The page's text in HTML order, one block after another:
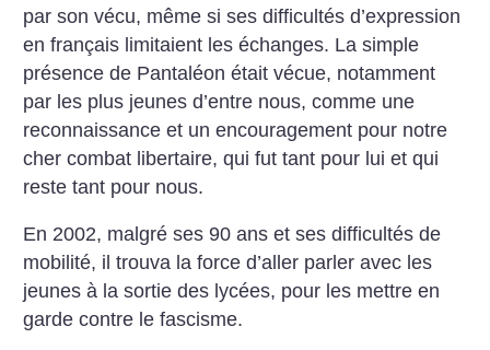
par son vécu, même si ses difficultés d’expression
en français limitaient les échanges. La simple
présence de Pantaléon était vécue, notamment
par les plus jeunes d’entre nous, comme une
reconnaissance et un encouragement pour notre
cher combat libertaire, qui fut tant pour lui et qui
reste tant pour nous.
En 2002, malgré ses 90 ans et ses difficultés de
mobilité, il trouva la force d’aller parler avec les
jeunes à la sortie des lycées, pour les mettre en
garde contre le fascisme.